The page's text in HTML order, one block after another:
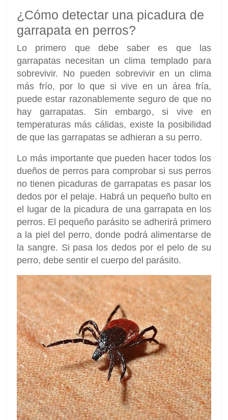
¿Cómo detectar una picadura de
garrapata en perros?
Lo primero que debe saber es que las
garrapatas necesitan un clima templado para
sobrevivir. No pueden sobrevivir en un clima
más frío, por lo que si vive en un área fría,
puede estar razonablemente seguro de que no
hay garrapatas. Sin embargo, si vive en
temperaturas más cálidas, existe la posibilidad
de que las garrapatas se adhieran a su perro.
Lo más importante que pueden hacer todos los
dueños de perros para comprobar si sus perros
no tienen picaduras de garrapatas es pasar los
dedos por el pelaje. Habrá un pequeño bulto en
el lugar de la picadura de una garrapata en los
perros. El pequeño parásito se adherirá primero
a la piel del perro, donde podrá alimentarse de
la sangre. Si pasa los dedos por el pelo de su
perro, debe sentir el cuerpo del parásito.